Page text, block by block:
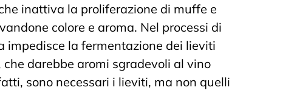
inattiva la proliferazione di muffe e
colore e aroma. Nel processi di
impedisce la fermentazione dei lieviti
darebbe aromi sgradevoli al vino
sono necessari i lieviti, ma non quelli